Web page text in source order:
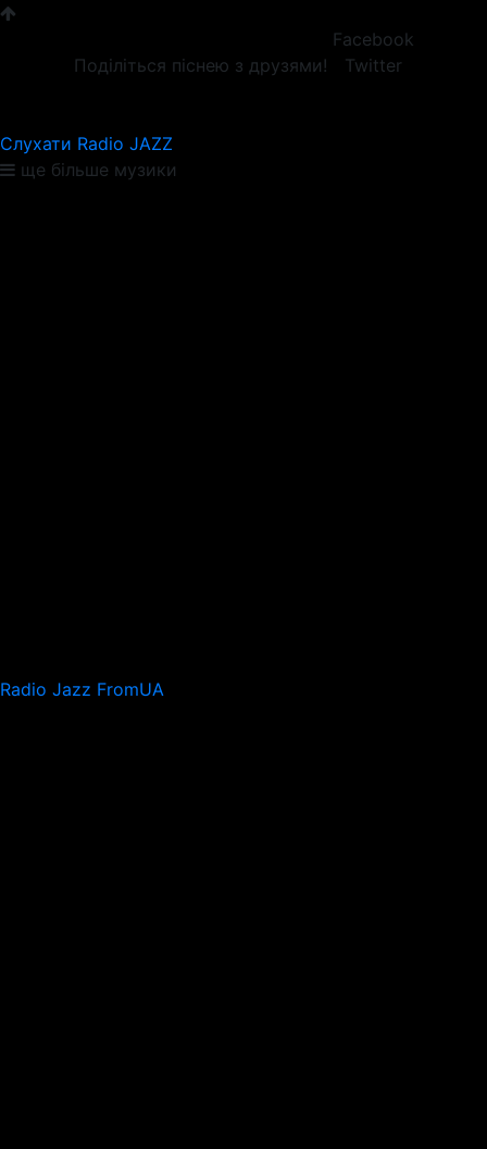
Поділіться піснею з друзями!
Facebook
Twitter
Слухати Radio JAZZ
ще більше музики
Radio Jazz FromUA